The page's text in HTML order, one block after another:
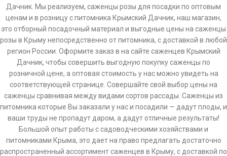
Дачник. Мы реализуем, саженцы розы для посадки по оптовым
ценам и в розницу с питомника Крымский Дачник, наш магазин,
это отборный посадочный материал и выгодные цены на саженцы
розы в Крыму непосредственно от питомника, с доставкой в любой
регион России. Оформите заказ в на сайте саженцев Крымский
Дачник, чтобы совершить выгодную покупку саженцы по
розничной цене, а оптовая стоимость у нас можно увидеть на
соответствующей странице. Совершайте свой выбор цены на
саженцы сравнивая между видами сортов рассады. Саженцы из
питомника которые Вы заказали у нас и посадили — дадут плоды, и
ваши труды не пропадут даром, а дадут отличные результаты!
Большой опыт работы с садоводческими хозяйствами и
питомниками Крыма, это дает на право предлагать достаточно
распространенный ассортимент саженцев в Крыму, с доставкой по